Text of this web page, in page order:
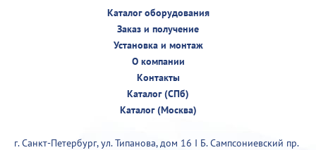
Каталог оборудования
Заказ и получение
Установка и монтаж
О компании
Контакты
Каталог (СПб)
Каталог (Москва)
г. Санкт-Петербург, ул. Типанова, дом 16 I Б. Сампсониевский пр.